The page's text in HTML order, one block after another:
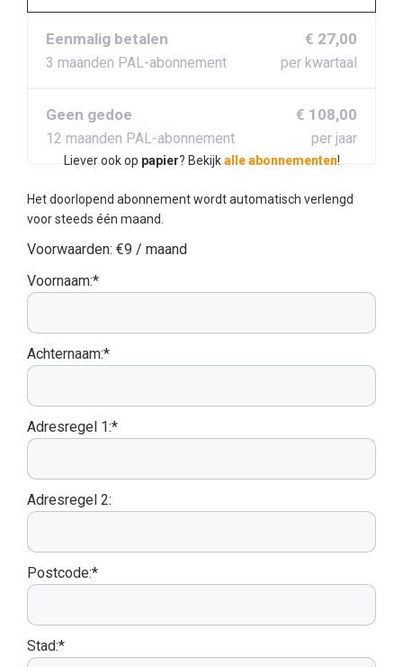
Eenmalig betalen
3 maanden PAL-abonnement
€ 27,00
per kwartaal
Geen gedoe
12 maanden PAL-abonnement
€ 108,00
per jaar
Liever ook op papier? Bekijkalle abonnementen!
Het doorlopend abonnement wordt automatisch verlengd
voor steeds één maand.
Voorwaarden: €9 / maand
Voornaam:*
Achternaam:*
Adresregel 1:*
Adresregel 2:
Postcode:*
Stad:*